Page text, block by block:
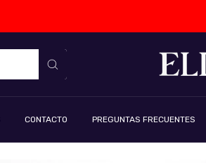
CONTACTO PREGUNTAS FRECUENTES